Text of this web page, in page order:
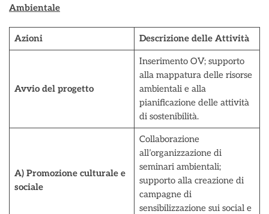
Ambientale
Azioni Descrizione delle Attività
Avvio del progetto
Inserimento OV; supporto
alla mappatura delle risorse
ambientali e alla
pianificazione delle attività
di sostenibilità.
A) Promozione culturale e
sociale
Collaborazione
all’organizzazione di
seminari ambientali;
supporto alla creazione di
campagne di
sensibilizzazione sui social e